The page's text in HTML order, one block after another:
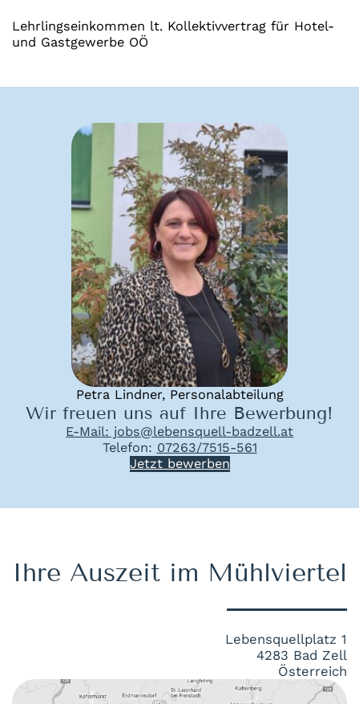
Lehrlingseinkommen lt. Kollektivvertrag für Hotel-
und Gastgewerbe OÖ
Petra Lindner, Personalabteilung
Wir freuen uns auf Ihre Bewerbung!
E-Mail: jobs@lebensquell-badzell.at
Telefon: 07263/7515-561
Jetzt bewerben
Ihre Auszeit im Mühlviertel
Lebensquellplatz 1
4283 Bad Zell
Österreich